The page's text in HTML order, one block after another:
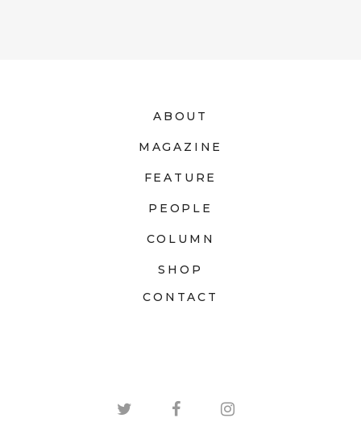
ABOUT
MAGAZINE
FEATURE
PEOPLE
COLUMN
SHOP
CONTACT